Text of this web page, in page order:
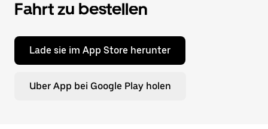
Fahrt zu bestellen
Lade sie im App Store herunter
Uber App bei Google Play holen